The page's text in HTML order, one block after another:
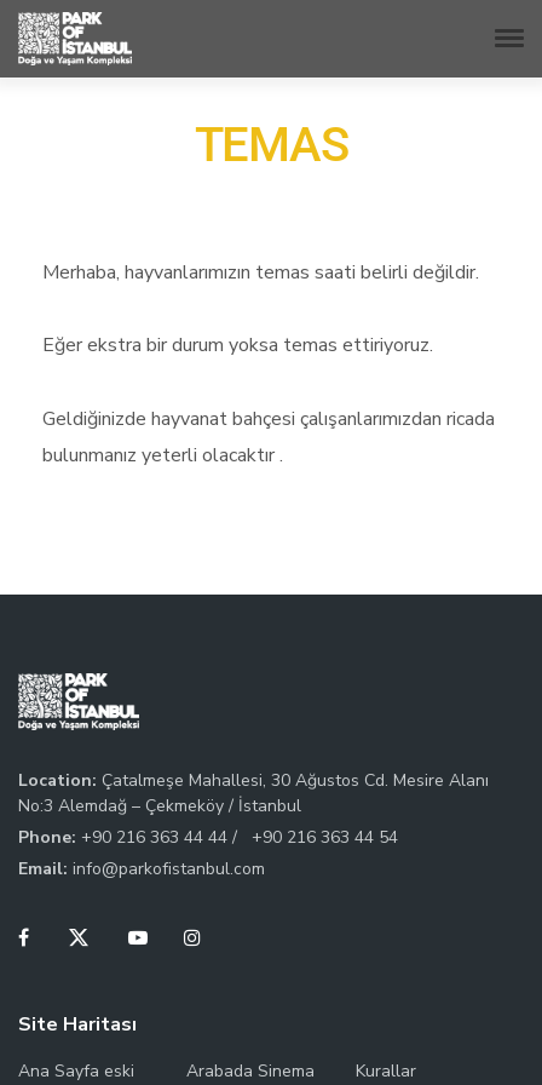
TEMAS
Merhaba, hayvanlarımızın temas saati belirli değildir.
Eğer ekstra bir durum yoksa temas ettiriyoruz.
Geldiğinizde hayvanat bahçesi çalışanlarımızdan ricada
bulunmanız yeterli olacaktır .
Location: Çatalmeşe Mahallesi, 30 Ağustos Cd. Mesire Alanı
No:3 Alemdağ – Çekmeköy / İstanbul
Phone: +90 216 363 44 44 /
+90 216 363 44 54
Email: info@parkofistanbul.com
Site Haritası
Ana Sayfa eski Arabada Sinema Kurallar